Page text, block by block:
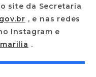
site da Secretaria
, e nas redes
Instagram e
.